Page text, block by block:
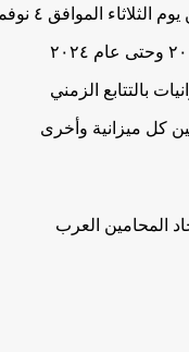
الخاصة بالنقابة العامة للمحامين، وذلك على النحو التالي:
بالتتابع الزمني
كل ميزانية وأخرى
المحامين العرب